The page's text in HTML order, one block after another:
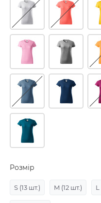
Розмір
S (13 шт.) M (12 шт.) L